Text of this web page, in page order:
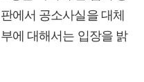
에서 공소사실을 대체
에 대해서는 입장을 밝